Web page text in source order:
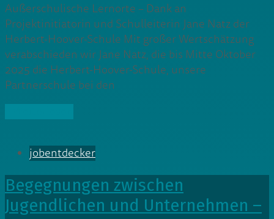
Außerschulische Lernorte – Dank an
Projektinitiatorin und Schulleiterin Jane Natz der
Herbert-Hoover-Schule Mit großer Wertschätzung
verabschieden wir Jane Natz, die bis Mitte Oktober
2025 die Herbert-Hoover-Schule, unsere
Partnerschule bei den
jobentdecker
Begegnungen zwischen
Jugendlichen und Unternehmen –